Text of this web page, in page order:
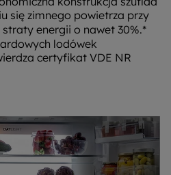
się zimnego powietrza przy
energii o nawet 30%.*
lodówek
certyfikat VDE NR